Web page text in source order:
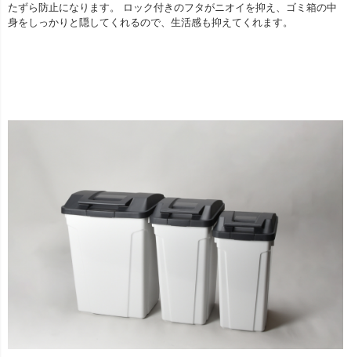
たずら防止になります。 ロック付きのフタがニオイを抑え、ゴミ箱の中
身をしっかりと隠してくれるので、生活感も抑えてくれます。